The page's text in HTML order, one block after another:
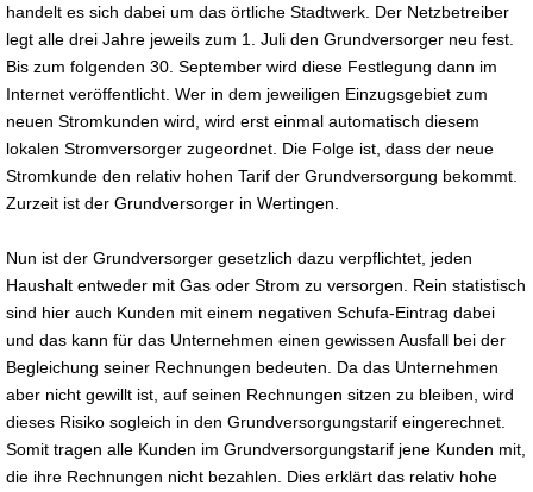
handelt es sich dabei um das örtliche Stadtwerk. Der Netzbetreiber
legt alle drei Jahre jeweils zum 1. Juli den Grundversorger neu fest.
Bis zum folgenden 30. September wird diese Festlegung dann im
Internet veröffentlicht. Wer in dem jeweiligen Einzugsgebiet zum
neuen Stromkunden wird, wird erst einmal automatisch diesem
lokalen Stromversorger zugeordnet. Die Folge ist, dass der neue
Stromkunde den relativ hohen Tarif der Grundversorgung bekommt.
Zurzeit ist der Grundversorger in Wertingen.
Nun ist der Grundversorger gesetzlich dazu verpflichtet, jeden
Haushalt entweder mit Gas oder Strom zu versorgen. Rein statistisch
sind hier auch Kunden mit einem negativen Schufa-Eintrag dabei
und das kann für das Unternehmen einen gewissen Ausfall bei der
Begleichung seiner Rechnungen bedeuten. Da das Unternehmen
aber nicht gewillt ist, auf seinen Rechnungen sitzen zu bleiben, wird
dieses Risiko sogleich in den Grundversorgungstarif eingerechnet.
Somit tragen alle Kunden im Grundversorgungstarif jene Kunden mit,
die ihre Rechnungen nicht bezahlen. Dies erklärt das relativ hohe